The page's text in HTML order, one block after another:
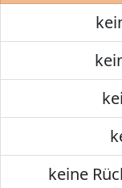
keine